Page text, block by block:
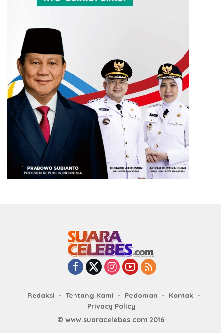
Redaksi Tentang Kami Pedoman
Kontak
Privacy Policy
© www.suaracelebes.com 2016